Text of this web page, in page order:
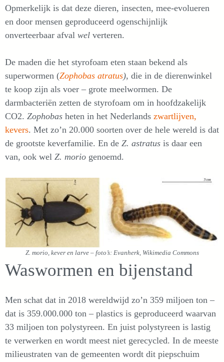
Opmerkelijk is dat deze dieren, insecten, mee-evolueren
en door mensen geproduceerd ogenschijnlijk
onverteerbaar afval wel verteren.
De maden die het styrofoam eten staan bekend als
superwormen (Zophobas atratus), die in de dierenwinkel
te koop zijn als voer – grote meelwormen. De
darmbacteriën zetten de styrofoam om in hoofdzakelijk
CO2. Zophobas heten in het Nederlands zwartlijven,
kevers. Met zo’n 20.000 soorten over de hele wereld is dat
de grootste keverfamilie. En de Z. astratus is daar een
van, ook wel Z. morio genoemd.
Z. morio, kever en larve – foto’s: Evanherk, Wikimedia Commons
Waswormen en bijenstand
Men schat dat in 2018 wereldwijd zo’n 359 miljoen ton –
dat is 359.000.000 ton – plastics is geproduceerd waarvan
33 miljoen ton polystyreen. En juist polystyreen is lastig
te verwerken en wordt meest niet gerecycled. In de meeste
milieustraten van de gemeenten wordt dit piepschuim